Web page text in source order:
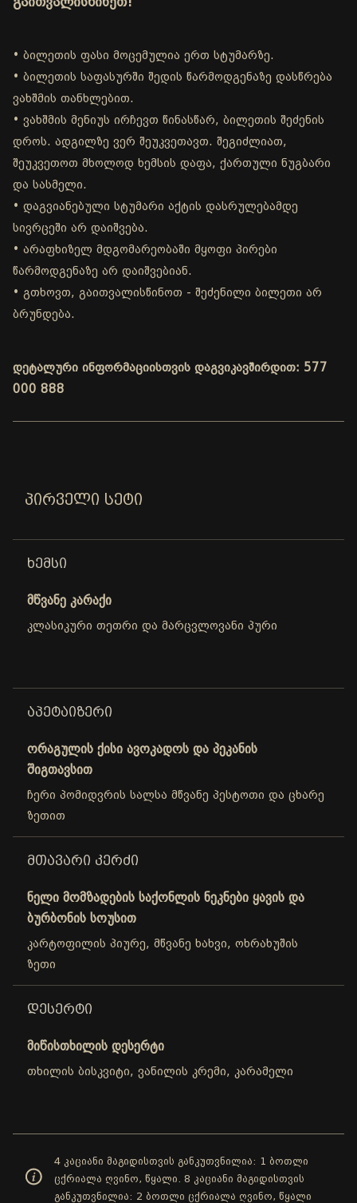
გაითვალისწინეთ!
• ბილეთის ფასი მოცემულია ერთ სტუმარზე.
• ბილეთის საფასურში შედის წარმოდგენაზე დასწრება
ვახშმის თანხლებით.
• ვახშმის მენიუს ირჩევთ წინასწარ, ბილეთის შეძენის
დროს. ადგილზე ვერ შეუკვეთავთ. შეგიძლიათ,
შეუკვეთოთ მხოლოდ ხემსის დაფა, ქართული ნუგბარი
და სასმელი.
• დაგვიანებული სტუმარი აქტის დასრულებამდე
სივრცეში არ დაიშვება.
• არაფხიზელ მდგომარეობაში მყოფი პირები
წარმოდგენაზე არ დაიშვებიან.
• გთხოვთ, გაითვალისწინოთ - შეძენილი ბილეთი არ
ბრუნდება.
დეტალური ინფორმაციისთვის დაგვიკავშირდით: 577
000 888
ᲞᲘᲠᲕᲔᲚᲘ ᲡᲔᲢᲘ
ᲮᲔᲛᲡᲘ
მწვანე კარაქი
კლასიკური თეთრი და მარცვლოვანი პური
ᲐᲞᲔᲢᲐᲘᲖᲔᲠᲘ
ორაგულის ქისი ავოკადოს და პეკანის
შიგთავსით
ჩერი პომიდვრის სალსა მწვანე პესტოთი და ცხარე
ზეთით
ᲛᲗᲐᲕᲐᲠᲘ ᲙᲔᲠᲫᲘ
ნელი მომზადების საქონლის ნეკნები ყავის და
ბურბონის სოუსით
კარტოფილის პიურე, მწვანე ხახვი, ოხრახუშის
ზეთი
ᲓᲔᲡᲔᲠᲢᲘ
მიწისთხილის დესერტი
თხილის ბისკვიტი, ვანილის კრემი, კარამელი
4 კაციანი მაგიდისთვის განკუთვნილია: 1 ბოთლი
ცქრიალა ღვინო, წყალი. 8 კაციანი მაგიდისთვის
განკუთვნილია: 2 ბოთლი ცქრიალა ღვინო, წყალი